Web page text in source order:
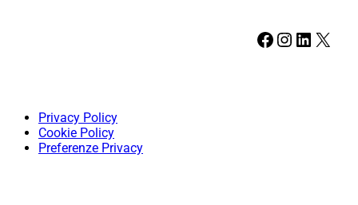
Facebook Instagram LinkedIn X
Privacy Policy
Cookie Policy
Preferenze Privacy